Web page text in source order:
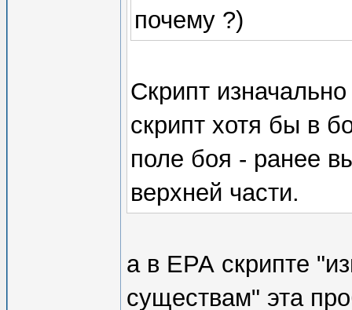
почему ?)
Скрипт
скрипт хотя бы в
поле боя - ранее
верхней части.
а в ЕРА скрипте
существам" эта